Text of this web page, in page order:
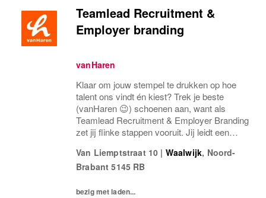
Teamlead Recruitment &
Employer branding
vanHaren
Klaar om jouw stempel te drukken op hoe
talent ons vindt én kiest? Trek je beste
(vanHaren 😉) schoenen aan, want als
Teamlead Recruitment & Employer Branding
zet jij flinke stappen vooruit. Jij leidt een
1 stagiair en zorgt dat ons werkgeversmerk
net zo...
Van Liemptstraat 10 | Waalwijk, Noord-
Brabant 5145 RB
bezig met laden...